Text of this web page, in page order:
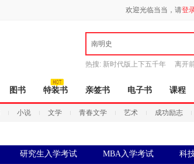
欢迎光临当当，请登
南明史
热搜: 新时代版上下五千年 离开
图书 特装书 亲签书 电子书 课程
小说 文学 青春文学 艺术 成功励志
研究生入学考试 MBA入学考试 科